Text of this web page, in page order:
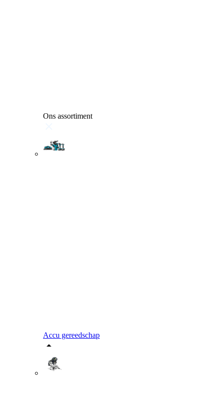
Ons assortiment
Accu gereedschap